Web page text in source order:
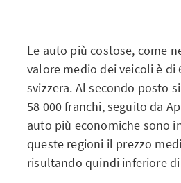
Le auto più costose, come
valore medio dei veicoli è di
svizzera. Al secondo posto
58 000 franchi, seguito da
auto più economiche sono
queste regioni il prezzo
risultando quindi inferiore